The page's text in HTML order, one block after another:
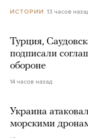
ИСТОРИИ 13 часов
Турция,
подписали
обороне
14 часов назад
Украина
морскими